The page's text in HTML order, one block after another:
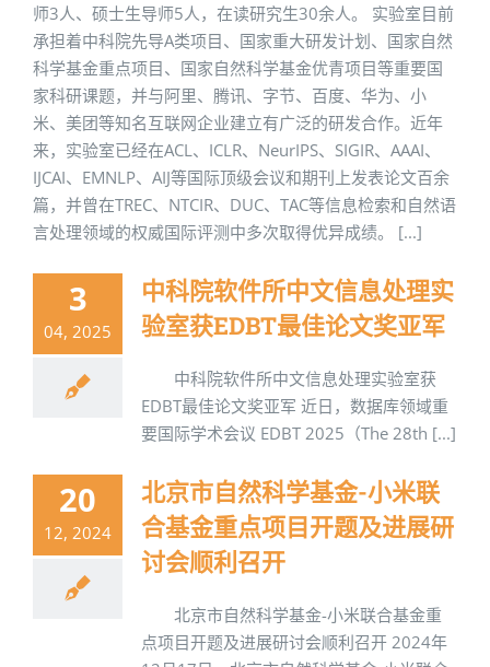
师3人、硕士生导师5人，在读研究生30余人。 实验室目前
承担着中科院先导A类项目、国家重大研发计划、国家自然
科学基金重点项目、国家自然科学基金优青项目等重要国
家科研课题，并与阿里、腾讯、字节、百度、华为、小
米、美团等知名互联网企业建立有广泛的研发合作。近年
来，实验室已经在ACL、ICLR、NeurIPS、SIGIR、AAAI、
IJCAI、EMNLP、AIJ等国际顶级会议和期刊上发表论文百余
篇，并曾在TREC、NTCIR、DUC、TAC等信息检索和自然语
言处理领域的权威国际评测中多次取得优异成绩。 [...]
3
04, 2025
中科院软件所中文信息处理实
验室获EDBT最佳论文奖亚军
中科院软件所中文信息处理实验室获
EDBT最佳论文奖亚军 近日，数据库领域重
要国际学术会议 EDBT 2025（The 28th [...]
20
12, 2024
北京市自然科学基金-小米联
合基金重点项目开题及进展研
讨会顺利召开
北京市自然科学基金-小米联合基金重
点项目开题及进展研讨会顺利召开 2024年